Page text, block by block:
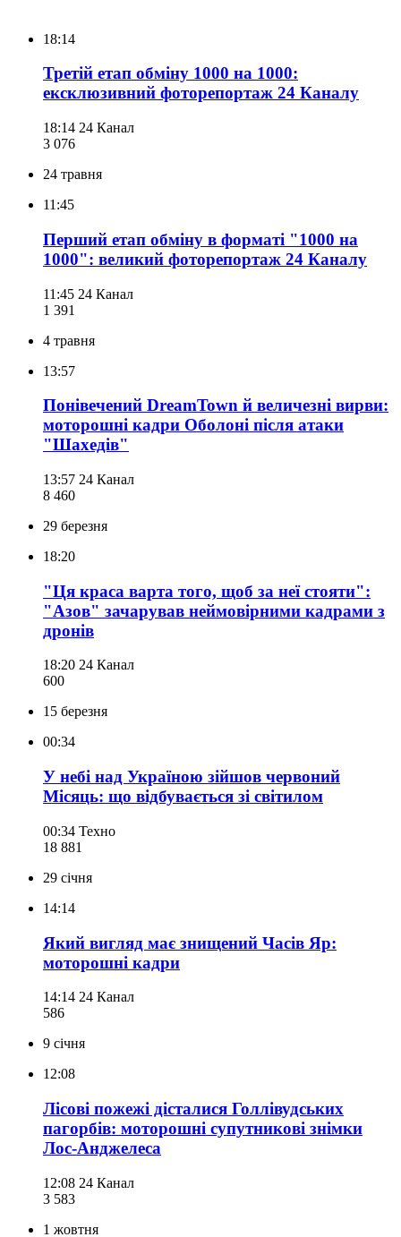
18:14
Третій етап обміну 1000 на 1000:
ексклюзивний фоторепортаж 24 Каналу
18:14 24 Канал
3 076
24 травня
11:45
Перший етап обміну в форматі "1000 на
1000": великий фоторепортаж 24 Каналу
11:45 24 Канал
1 391
4 травня
13:57
Понівечений DreamTown й величезні вирви:
моторошні кадри Оболоні після атаки
"Шахедів"
13:57 24 Канал
8 460
29 березня
18:20
"Ця краса варта того, щоб за неї стояти":
"Азов" зачарував неймовірними кадрами з
дронів
18:20 24 Канал
600
15 березня
00:34
У небі над Україною зійшов червоний
Місяць: що відбувається зі світилом
00:34 Техно
18 881
29 січня
14:14
Який вигляд має знищений Часів Яр:
моторошні кадри
14:14 24 Канал
586
9 січня
12:08
Лісові пожежі дісталися Голлівудських
пагорбів: моторошні супутникові знімки
Лос-Анджелеса
12:08 24 Канал
3 583
1 жовтня